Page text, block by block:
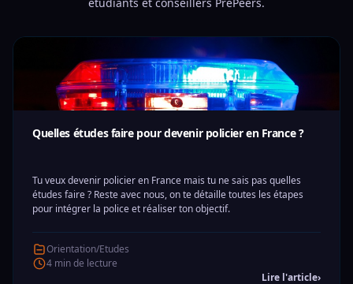
Quelles études faire pour devenir policier en France ?
Tu veux devenir policier en France mais tu ne sais pas quelles
études faire ? Reste avec nous, on te détaille toutes les étapes
pour intégrer la police et réaliser ton objectif.
Orientation/Etudes
4 min de lecture
Lire l'article›